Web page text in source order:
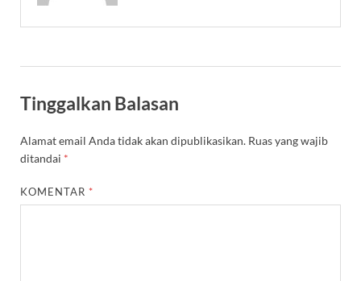
Tinggalkan Balasan
Alamat email Anda tidak akan dipublikasikan. Ruas yang wajib
ditandai *
KOMENTAR *